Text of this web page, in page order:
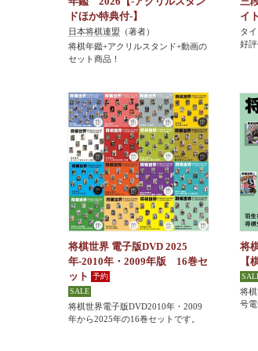
ドほか特典付-】
日本将棋連盟 （著者）
将棋年鑑+アクリルスタンド+動画の
セット商品！
イ
タ
好
将棋世界 電子版DVD 2025
年-2010年・2009年版 16巻セ
ット
将棋世界電子版DVD2010年・2009
年から2025年の16巻セットです。
将
【
将
号